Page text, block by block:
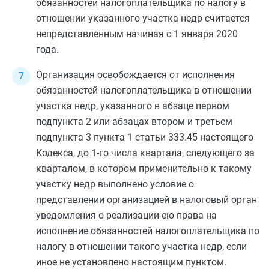
обязанностей налогоплательщика по налогу в
отношении указанного участка недр считается
непредставленным начиная с 1 января 2020
года.
Организация освобождается от исполнения
обязанностей налогоплательщика в отношении
участка недр, указанного в абзаце первом
подпункта 2 или абзацах втором и третьем
подпункта 3 пункта 1 статьи 333.45 настоящего
Кодекса, до 1-го числа квартала, следующего за
кварталом, в котором применительно к такому
участку недр выполнено условие о
представлении организацией в налоговый орган
уведомления о реализации ею права на
исполнение обязанностей налогоплательщика по
налогу в отношении такого участка недр, если
иное не установлено настоящим пунктом.